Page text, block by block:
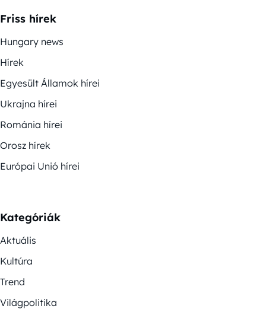
Friss hírek
Hungary news
Hírek
Egyesült Államok hírei
Ukrajna hírei
Románia hírei
Orosz hírek
Európai Unió hírei
Kategóriák
Aktuális
Kultúra
Trend
Világpolitika